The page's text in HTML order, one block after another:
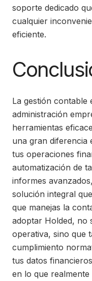
soporte dedicado
cualquier
eficiente.
La gestión contable
administración
herramientas
una gran diferencia
tus operaciones
automatización de
informes
solución integral
que manejas la
adoptar Holded, no
operativa, sino que
cumplimiento
tus datos
en lo que